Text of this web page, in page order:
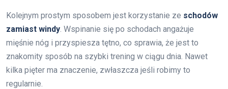
Kolejnym prostym sposobem jest korzystanie ze schodów
zamiast windy . Wspinanie się po schodach angażuje
mięśnie nóg i przyspiesza tętno, co sprawia, że jest to
znakomity sposób na szybki trening w ciągu dnia. Nawet
kilka pięter ma znaczenie, zwłaszcza jeśli robimy to
regularnie.